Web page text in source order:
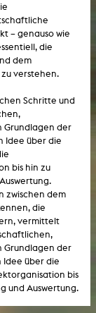
– genauso wie
die
dem
verstehen.
Schritte und
Grundlagen der
Idee über die
bis hin zu
zwischen dem
die
vermittelt
Grundlagen der
Idee über die
bis
und Auswertung.